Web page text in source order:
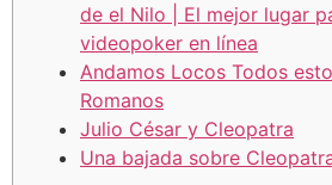
de el Nilo | El mejor lugar
videopoker en línea
Andamos Locos Todos
Romanos
Julio César y Cleopatra
Una bajada sobre